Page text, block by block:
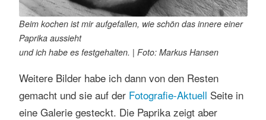
Beim kochen ist mir aufgefallen, wie schön das innere einer
Paprika aussieht
und ich habe es festgehalten. | Foto: Markus Hansen
Weitere Bilder habe ich dann von den Resten
gemacht und sie auf der Fotografie-Aktuell Seite in
eine Galerie gesteckt. Die Paprika zeigt aber